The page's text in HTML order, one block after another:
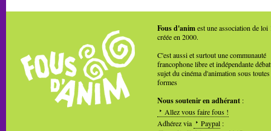
Fous d'animest une association de loi
créée en 2000.
C'est aussi et surtout une communauté
francophone libre et indépendante
sujet du cinéma d'animation sous toutes
formes
Nous soutenir en adhérant :
Allez vous faire fous !
Adhérez via
Paypal :